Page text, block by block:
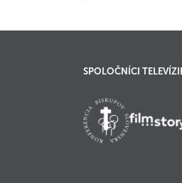
SPOLOČNÍCI